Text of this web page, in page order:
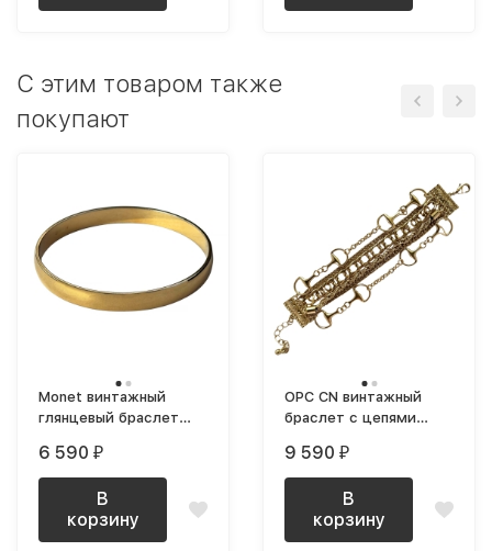
C этим товаром также
покупают
Monet винтажный
глянцевый браслет
6 590 ₽
В
корзину
OPC CN винтажный
браслет с цепями
9 590 ₽
В
корзину